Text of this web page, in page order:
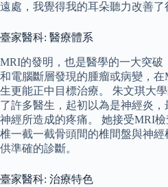
遠處，我覺得我的耳朵聽力改善了
臺家醫科: 醫療體系
MRI的發明，也是醫學的一大突
和電腦斷層發現的腫瘤或病變，
生更能正中目標治療。 朱文琪大
了許多醫生，起初以為是神經炎
神經所造成的疼痛。 她接受MRI
椎一截一截骨頭間的椎間盤與神
供準確的診斷。
臺家醫科: 治療特色